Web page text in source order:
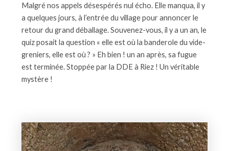
Malgré nos appels désespérés nul écho. Elle manqua, il y
a quelques jours, à l’entrée du village pour annoncer le
retour du grand déballage. Souvenez-vous, il y a un an, le
quiz posait la question « elle est où la banderole du vide-
greniers, elle est où ? » Eh bien ! un an après, sa fugue
est terminée. Stoppée par la DDE à Riez ! Un véritable
mystère !